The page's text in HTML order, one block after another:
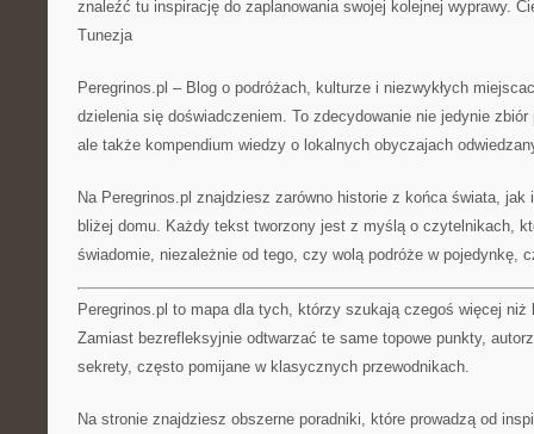
znaleźć tu inspirację do zaplanowania swojej kolejnej wyprawy.
Tunezja
Peregrinos.pl – Blog o podróżach, kulturze i niezwykłych
dzielenia się doświadczeniem. To zdecydowanie nie jedynie
ale także kompendium wiedzy o lokalnych obyczajach
Na Peregrinos.pl znajdziesz zarówno historie z końca świata, jak
bliżej domu. Każdy tekst tworzony jest z myślą o czytelnikach,
świadomie, niezależnie od tego, czy wolą podróże w pojedynkę,
Peregrinos.pl to mapa dla tych, którzy szukają czegoś więcej niż
Zamiast bezrefleksyjnie odtwarzać te same topowe punkty,
sekrety, często pomijane w klasycznych przewodnikach.
Na stronie znajdziesz obszerne poradniki, które prowadzą od